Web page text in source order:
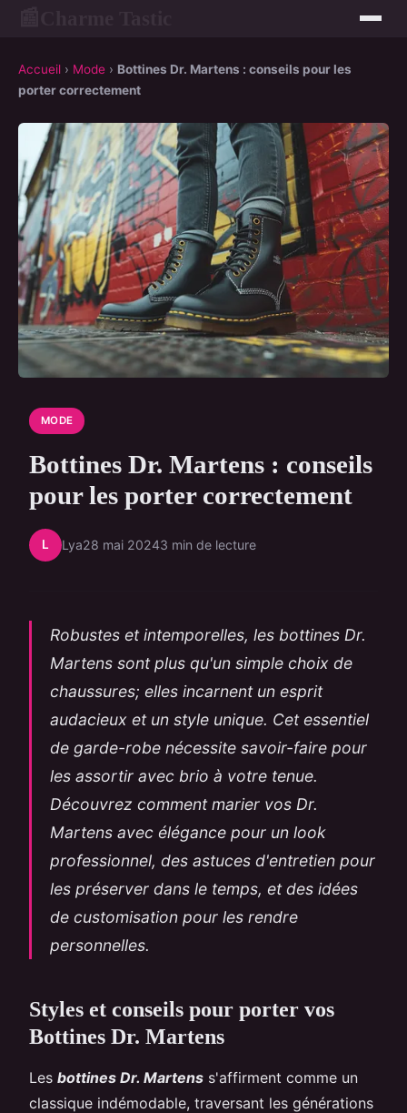
Accueil › Mode › Bottines Dr. Martens : conseils pour les
porter correctement
MODE
Bottines Dr. Martens : conseils
pour les porter correctement
L Lya28 mai 20243 min de lecture
Robustes et intemporelles, les bottines Dr.
Martens sont plus qu'un simple choix de
chaussures; elles incarnent un esprit
audacieux et un style unique. Cet essentiel
de garde-robe nécessite savoir-faire pour
les assortir avec brio à votre tenue.
Découvrez comment marier vos Dr.
Martens avec élégance pour un look
professionnel, des astuces d'entretien pour
les préserver dans le temps, et des idées
de customisation pour les rendre
personnelles.
Styles et conseils pour porter vos
Bottines Dr. Martens
Les bottines Dr. Martens s'affirment comme un
classique indémodable, traversant les générations